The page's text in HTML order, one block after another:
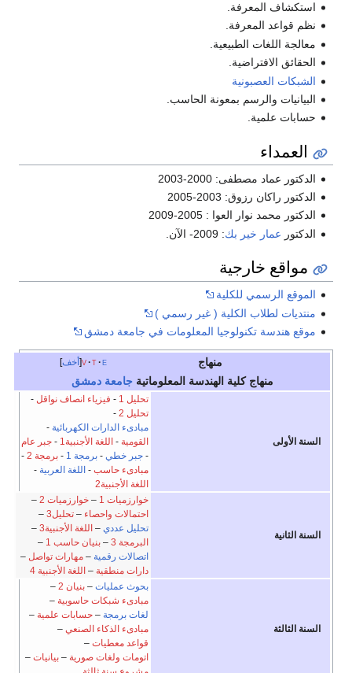
استكشاف المعرفة.
نظم قواعد المعرفة.
معالجة اللغات الطبيعية.
الحقائق الافتراضية.
الشبكات العصبونية
البيانيات والرسم بمعونة الحاسب.
حسابات علمية.
العمداء
الدكتور عماد مصطفى: 2000-2003
الدكتور راكان رزوق: 2003-2005
الدكتور محمد نوار العوا : 2005-2009
الدكتور عمار خير بك: 2009- الآن.
مواقع خارجية
الموقع الرسمي للكلية
منتديات لطلاب الكلية ( غير رسمي )
موقع هندسة تكنولوجيا المعلومات في جامعة دمشق
أخف v t e
منهاج
منهاج كلية الهندسة المعلوماتية جامعة دمشق
السنة الأولى
تحليل 1 - فيزياء انصاف نواقل-
تحليل 2
-
مبادىء الدارات الكهربائية -
القومية - اللغة الأجنبية1 -جبر عام
-جبر خطي-برمجة 1 -برمجة 2
-
مبادىء حاسب- اللغة العربية -
اللغة الأجنبية2
السنة الثانية
خوارزميات 1 –خوارزميات 2
–
احتمالات واحصاء–تحليل3
–
تحليل عددي– اللغة الأجنبية3
–
البرمجة 3
–بنيان حاسب 1
–
اتصالات رقمية–مهارات تواصل–
دارات منطقية– اللغة الأجنبية 4
السنة الثالثة
بحوث عمليات–بنيان 2
–
مبادىء شبكات حاسوبية–
لغات برمجة–حسابات علمية–
مبادىء الذكاء الصنعي–
قواعد معطيات–
اتومات ولغات صورية –بيانيات–